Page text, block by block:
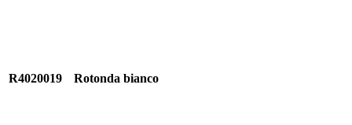
R4020019 Rotonda bianco